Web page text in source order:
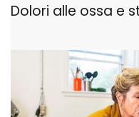
Dolori alle ossa e